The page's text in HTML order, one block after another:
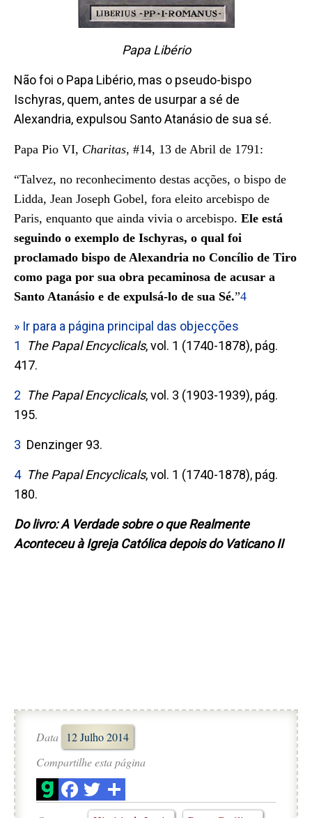
Papa Libério
Não foi o Papa Libério, mas o pseudo-bispo
Ischyras, quem, antes de usurpar a sé de
Alexandria, expulsou Santo Atanásio de sua sé.
Papa Pio VI, Charitas, #14, 13 de Abril de 1791:
“Talvez, no reconhecimento destas acções, o bispo de
Lidda, Jean Joseph Gobel, fora eleito arcebispo de
Paris, enquanto que ainda vivia o arcebispo. Ele está
seguindo o exemplo de Ischyras, o qual foi
proclamado bispo de Alexandria no Concílio de Tiro
como paga por sua obra pecaminosa de acusar a
Santo Atanásio e de expulsá-lo de sua Sé.”4
» Ir para a página principal das objecções
1
The Papal Encyclicals, vol. 1 (1740-1878), pág.
417.
2 The Papal Encyclicals, vol. 3 (1903-1939), pág.
195.
3 Denzinger 93.
4 The Papal Encyclicals, vol. 1 (1740-1878), pág.
180.
Do livro: A Verdade sobre o que Realmente
Aconteceu à Igreja Católica depois do Vaticano II
Data
12 Julho 2014
Compartilhe esta página